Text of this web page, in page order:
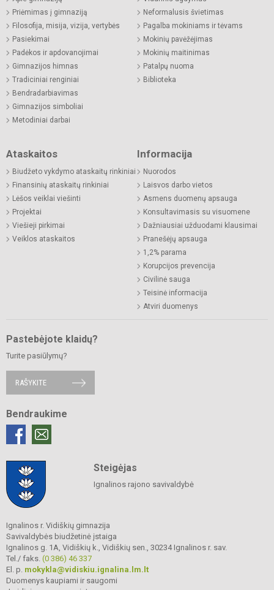
Priėmimas į gimnaziją
Filosofija, misija, vizija, vertybės
Pasiekimai
Padėkos ir apdovanojimai
Gimnazijos himnas
Tradiciniai renginiai
Bendradarbiavimas
Gimnazijos simboliai
Metodiniai darbai
Neformalusis švietimas
Pagalba mokiniams ir tėvams
Mokinių pavėžėjimas
Mokinių maitinimas
Patalpų nuoma
Biblioteka
Ataskaitos
Biudžeto vykdymo ataskaitų rinkiniai
Finansinių ataskaitų rinkiniai
Lėšos veiklai viešinti
Projektai
Viešieji pirkimai
Veiklos ataskaitos
Informacija
Nuorodos
Laisvos darbo vietos
Asmens duomenų apsauga
Konsultavimasis su visuomene
Dažniausiai užduodami klausimai
Pranešėjų apsauga
1,2% parama
Korupcijos prevencija
Civilinė sauga
Teisinė informacija
Atviri duomenys
Pastebėjote klaidų?
Turite pasiūlymų?
RAŠYKITE
Bendraukime
Steigėjas
Ignalinos rajono savivaldybė
Ignalinos r. Vidiškių gimnazija
Savivaldybės biudžetinė įstaiga
Ignalinos g. 1A, Vidiškių k., Vidiškių sen., 30234 Ignalinos r. sav.
Tel./ faks. (0 386) 46 337
El. p. mokykla@vidiskiu.ignalina.lm.lt
Duomenys kaupiami ir saugomi